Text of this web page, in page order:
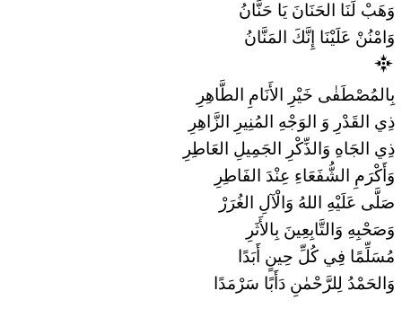
وَهَبْ لَنَا الحَنَانَ يَا حَنَّانُ
وَامْنُنْ عَلَيْنَا إِنَّكَ المَنَّانُ
بِالمُصْطَفٰى خَيْرِ الأَنَامِ الطَّاهِرِ
ذِي القَدْرِ وَ الوَجْهِ المُنِيرِ الزَّاهِرِ
ذِي الجَاهِ وَالذِّكْرِ الجَمِيلِ العَاطِرِ
وَأَكْرَمِ الشُّفَعَاءِ عِنْدَ الفَاطِرِ
صَلَّى عَلَيْهِ اللهُ وَالْآلِ الغُرَرْ
وَصَحْبِهِ وَالتَّابِعِينَ بِالأَثَرِ
مُسَلِّمًا فِي كُلِّ حِينٍ أَبَدًا
وَالحَمْدُ لِلرَّحْمٰنِ دَأَبًا سَرْمَدًا